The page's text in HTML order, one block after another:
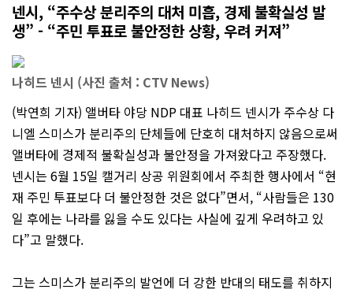
넨시, “주수상 분리주의 대처 미흡, 경제 불확실성 발
생” - “주민 투표로 불안정한 상황, 우려 커져”
나히드 넨시 (사진 출처 : CTV News)
(박연희 기자) 앨버타 야당 NDP 대표 나히드 넨시가 주수상 다
니엘 스미스가 분리주의 단체들에 단호히 대처하지 않음으로써
앨버타에 경제적 불확실성과 불안정을 가져왔다고 주장했다.
넨시는 6월 15일 캘거리 상공 위원회에서 주최한 행사에서 “현
재 주민 투표보다 더 불안정한 것은 없다”면서, “사람들은 130
일 후에는 나라를 잃을 수도 있다는 사실에 깊게 우려하고 있
다”고 말했다.
그는 스미스가 분리주의 발언에 더 강한 반대의 태도를 취하지